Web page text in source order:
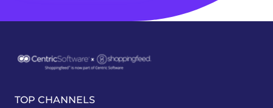
TOP CHANNELS